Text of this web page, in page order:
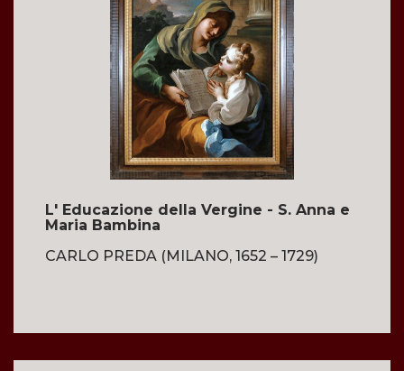
L' Educazione della Vergine - S. Anna e
Maria Bambina
CARLO PREDA (MILANO, 1652 – 1729)